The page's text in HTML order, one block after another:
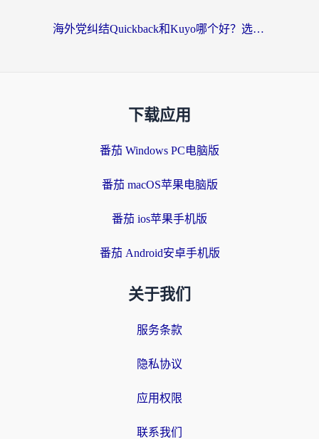
海外党纠结Quickback和Kuyo哪个好？选对回国加速器才能无缝刷国内资源
下载应用
番茄 Windows PC电脑版
番茄 macOS苹果电脑版
番茄 ios苹果手机版
番茄 Android安卓手机版
关于我们
服务条款
隐私协议
应用权限
联系我们